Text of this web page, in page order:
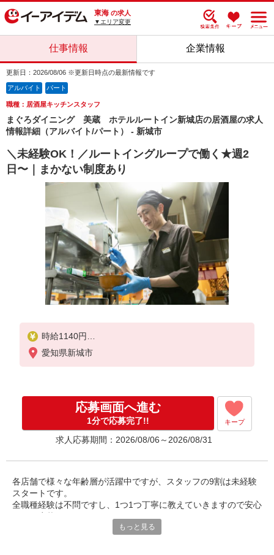
東海 の求人
▼エリア変更
仕事情報 企業情報
更新日：2026/08/06 ※更新日時点の最新情報です
アルバイト パート
職種：居酒屋キッチンスタッフ
まぐろダイニング 美蔵 ホテルルートイン新城店の居酒屋の求人
情報詳細（アルバイト/パート） - 新城市
＼未経験OK！／ルートイングループで働く★週2
日〜｜まかない制度あり
時給1140円
試用期間中 時給1140円〜1425円(試用期間2ヶ月)
◇土・日・祝日手当/時給＋50円
愛知県新城市
応募画面へ進む
1分で応募完了!! キープ
求人応募期間：2026/08/06～2026/08/31
各店舗で様々な年齢層が活躍中ですが、スタッフの9割は未経験
スタートです。
全職種経験は不問ですし、1つ1つ丁寧に教えていきますので安心
慣れるまでは先輩が側についていますので何でも質問して下さい
もっと見る